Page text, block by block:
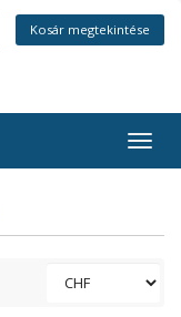
Kosár megtekintése